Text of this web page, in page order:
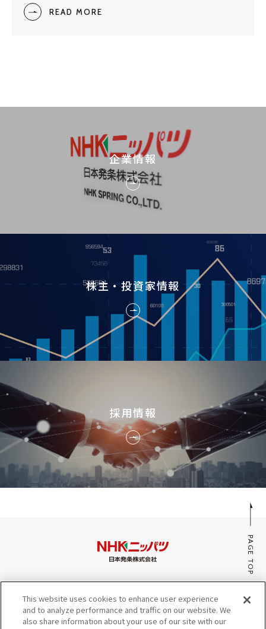
READ MORE
企業情報
株主・投資家情報
採用情報
PAGE TOP
みんなのaiポータル
サイトマップ
プライバシーポリシー・Cookieポリシー
This website uses cookies to enhance user experience
and to analyze performance and traffic on our website. We
also share information about your use of our site with our